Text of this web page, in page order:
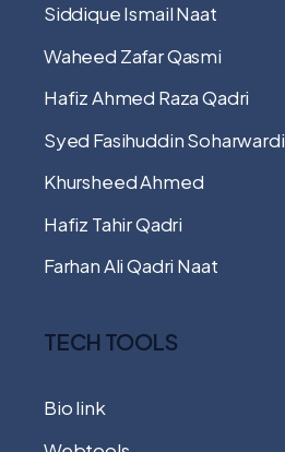
Siddique Ismail Naat
Waheed Zafar Qasmi
Hafiz Ahmed Raza Qadri
Syed Fasihuddin Soharwardi
Khursheed Ahmed
Hafiz Tahir Qadri
Farhan Ali Qadri Naat
TECH TOOLS
Bio link